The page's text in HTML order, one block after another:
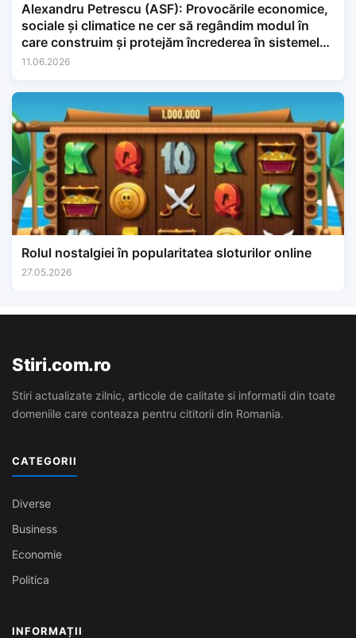
Alexandru Petrescu (ASF): Provocările economice,
sociale și climatice ne cer să regândim modul în
care construim și protejăm încrederea în sistemele
financiare.
11.06.2026
Rolul nostalgiei în popularitatea sloturilor online
27.05.2026
Stiri.com.ro
Stiri actualizate zilnic, articole de calitate si informatii din toate
domeniile care conteaza pentru cititorii din Romania.
CATEGORII
Diverse
Business
Economie
Politica
INFORMAȚII